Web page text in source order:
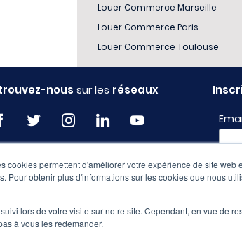
cookies permettent d'améliorer votre expérience de site web
Pour obtenir plus d'informations sur les cookies que nous
lors de votre visite sur notre site. Cependant, en vue de
à vous les redemander.
Louer Commerce Marseille
Louer Commerce Paris
Louer Commerce Toulouse
nous sur les réseaux
Profil